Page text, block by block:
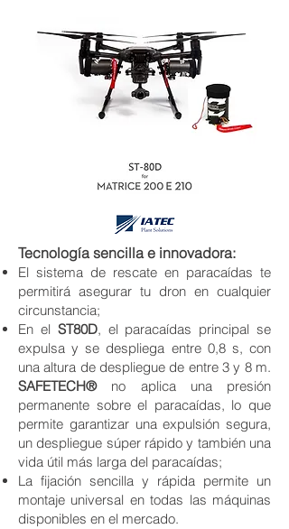
Tecnología sencilla e innovadora:
El sistema de rescate en paracaídas te
permitirá asegurar tu dron en cualquier
circunstancia;
En el ST80D, el paracaídas principal se
expulsa y se despliega entre 0,8 s, con
una altura de despliegue de entre 3 y 8 m.
SAFETECH®no aplica una presión
permanente sobre el paracaídas, lo que
permite garantizar una expulsión segura,
un despliegue súper rápido y también una
vida útil más larga del paracaídas;
La fijación sencilla y rápida permite un
montaje universal en todas las máquinas
disponibles en el mercado.